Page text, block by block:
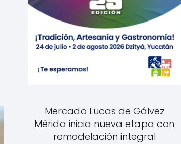
Mercado Lucas de Gálvez
Mérida inicia nueva etapa con
remodelación integral